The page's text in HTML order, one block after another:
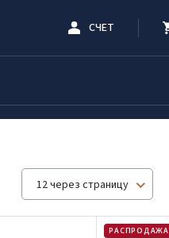
СЧЕТ
12 через страницу
РАСПРОДАЖА